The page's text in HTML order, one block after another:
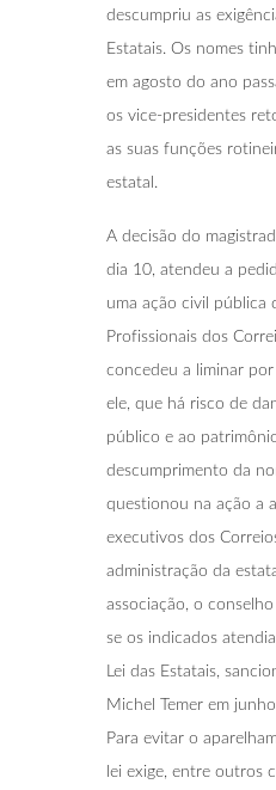
descumpriu as
Estatais. Os nomes
em agosto do ano
os vice-presidentes
as suas funções
estatal.
A decisão do
dia 10, atendeu a
uma ação civil pública
Profissionais dos
concedeu a liminar
ele, que há risco de
público e ao
descumprimento da
questionou na ação a
executivos dos
administração da
associação, o
se os indicados
Lei das Estatais,
Michel Temer em
Para evitar o
lei exige, entre outros